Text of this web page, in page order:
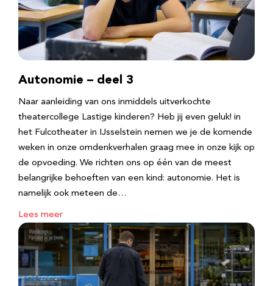
Autonomie – deel 3
Naar aanleiding van ons inmiddels uitverkochte
theatercollege Lastige kinderen? Heb jij even geluk! in
het Fulcotheater in IJsselstein nemen we je de komende
weken in onze omdenkverhalen graag mee in onze kijk op
de opvoeding. We richten ons op één van de meest
belangrijke behoeften van een kind: autonomie. Het is
namelijk ook meteen de…
Lees meer